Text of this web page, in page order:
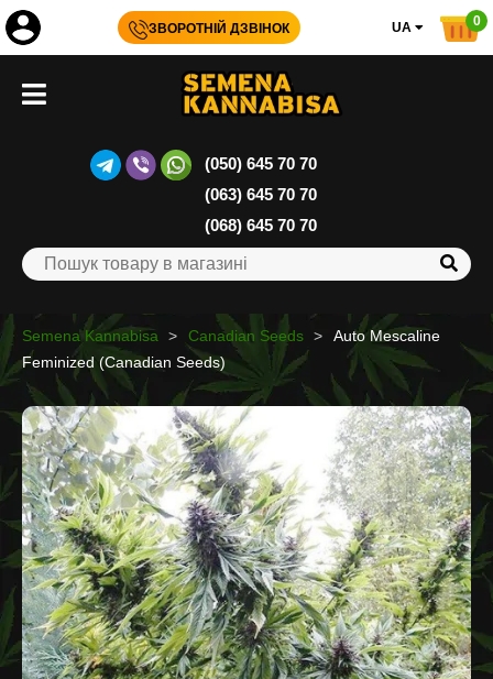
ЗВОРОТНІЙ ДЗВІНОК UA 0
(050) 645 70 70
(063) 645 70 70
(068) 645 70 70
Semena Kannabisa Canadian Seeds
Auto Mescaline
Feminized (Canadian Seeds)